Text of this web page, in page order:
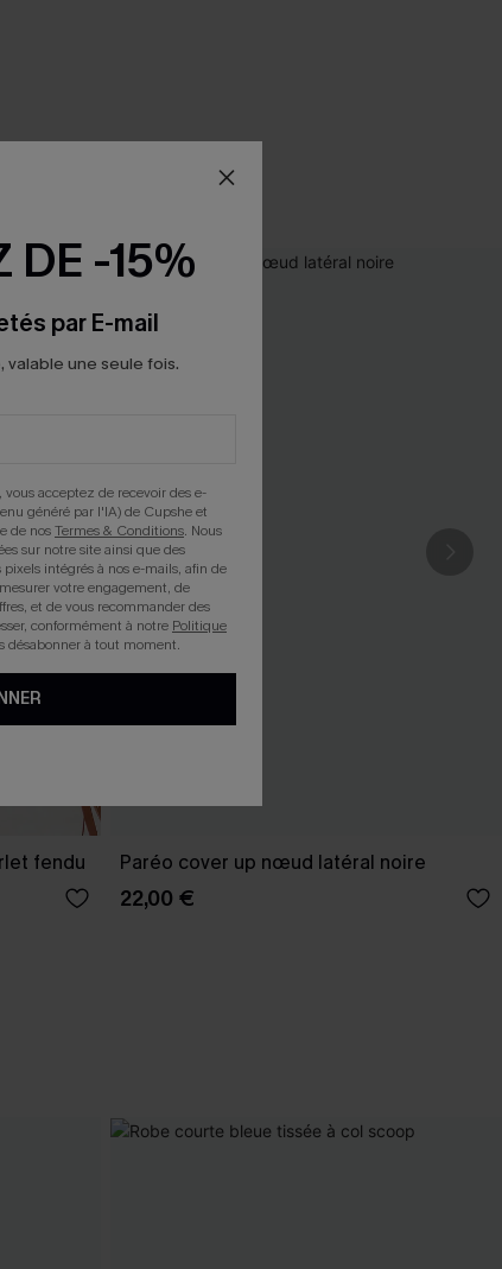
fendu Paréo cover up nœud latéral noire
22,00 €
DE -15%
par E-mail
valable une seule fois.
vous acceptez de recevoir des e-
généré par l'IA) de Cupshe et
de nosTermes & Conditions. Nous
sur notre site ainsi que des
pixels intégrés à nos e-mails, afin de
votre engagement, de
et de vous recommander des
conformément à notre Politique
désabonner à tout moment.